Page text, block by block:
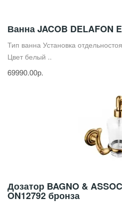
Ванна JACOB DELAFON
Тип ванна Установка
Цвет белый ..
69990.00р.
Дозатор BAGNO &
ON12792 бронза